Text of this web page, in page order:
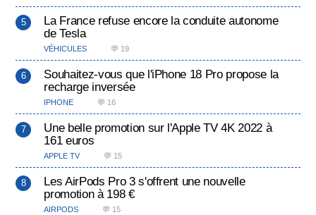
La France refuse encore la conduite autonome
de Tesla
VÉHICULES 💬 19
Souhaitez-vous que l'iPhone 18 Pro propose la
recharge inversée
IPHONE 💬 16
Une belle promotion sur l'Apple TV 4K 2022 à
161 euros
APPLE TV 💬 15
Les AirPods Pro 3 s'offrent une nouvelle
promotion à 198 €
AIRPODS 💬 15